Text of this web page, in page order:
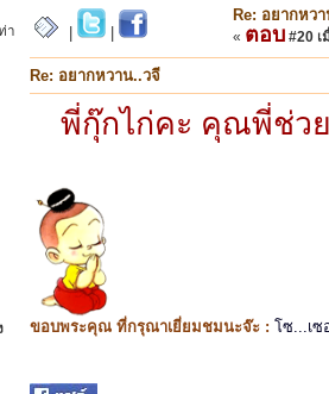
า
Re: อยากหว
« ตอบ #20 เ
Re: อยากหวาน..วจี
พี่กุ๊กไก่คะ คุณพี่ช่ว
ขอบพระคุณ ที่กรุณาเยี่ยมชมนะจ๊ะ : โซ...เซ